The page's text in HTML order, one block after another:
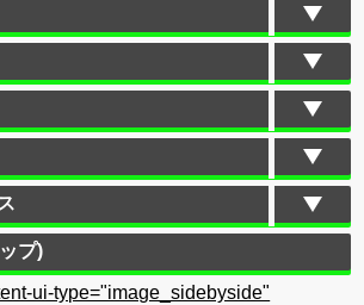
プ)
ui-type="image_sidebyside"